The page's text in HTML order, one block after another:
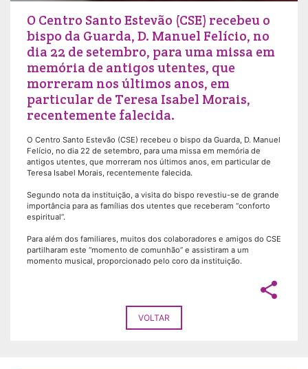
O Centro Santo Estevão (CSE) recebeu o
bispo da Guarda, D. Manuel Felício, no
dia 22 de setembro, para uma missa em
memória de antigos utentes, que
morreram nos últimos anos, em
particular de Teresa Isabel Morais,
recentemente falecida.
O Centro Santo Estevão (CSE) recebeu o bispo da Guarda, D. Manuel
Felício, no dia 22 de setembro, para uma missa em memória de
antigos utentes, que morreram nos últimos anos, em particular de
Teresa Isabel Morais, recentemente falecida.
Segundo nota da instituição, a visita do bispo revestiu-se de grande
importância para as famílias dos utentes que receberam “conforto
espiritual”.
Para além dos familiares, muitos dos colaboradores e amigos do CSE
partilharam este “momento de comunhão” e assistiram a um
momento musical, proporcionado pelo coro da instituição.
share
VOLTAR